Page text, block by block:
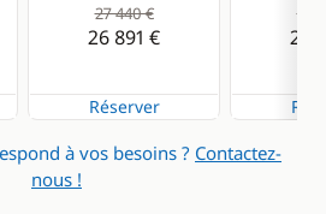
27 440 €
26 891 €
Réserver
27
26
à vos besoins ? Contactez-
nous !